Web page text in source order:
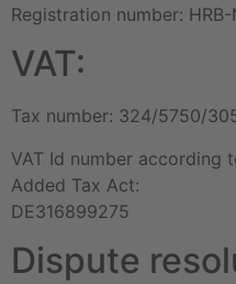
Registration number: HRB-
VAT:
Tax number: 324/5750/
VAT Id number according
Added Tax Act:
DE316899275
Dispute